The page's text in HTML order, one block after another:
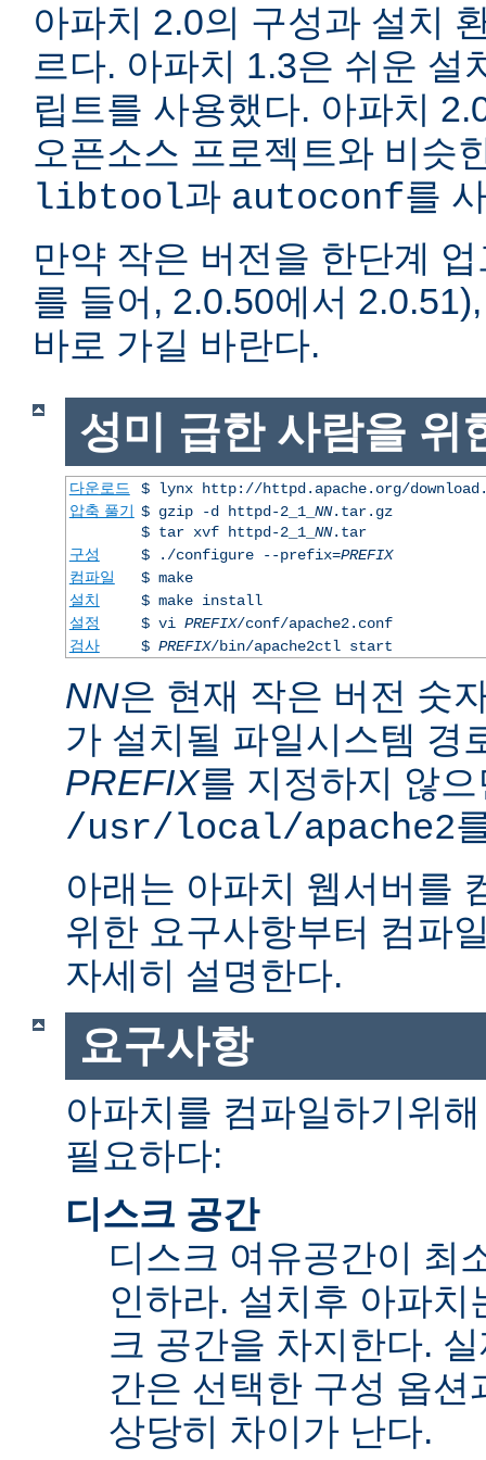
아파치 2.0의 구성과 설치
르다. 아파치 1.3은 쉬운 설
립트를 사용했다. 아파치
오픈소스 프로젝트와 비슷
libtool과 autoconf를
만약 작은 버전을 한단계
를 들어, 2.0.50에서
바로 가길 바란다.
성미 급한 사람을 위
다운로드
$ lynx http://httpd.apache.org/
압축 풀기 $ gzip -d httpd-2_1_ NN.tar.gz
$ tar xvf httpd-2_1_ NN.tar
구성
$ ./configure --prefix=PREFIX
컴파일
$ make
설치
$ make install
설정
$ vi PREFIX/conf/apache2.conf
검사
$ PREFIX/bin/apache2ctl start
NN은 현재 작은 버전 숫
가 설치될 파일시스템 경
PREFIX를 지정하지 않
/usr/local/apache2
아래는 아파치 웹서버를
위한 요구사항부터 컴파
자세히 설명한다.
요구사항
아파치를 컴파일하기위
필요하다:
디스크 공간
디스크 여유공간이 최
인하라. 설치후 아파
크 공간을 차지한다.
간은 선택한 구성 옵
상당히 차이가 난다.